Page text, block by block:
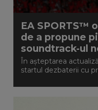
EA SPORTS™
de a propune
soundtrack-ul
În așteptarea
startul dezbaterii cu